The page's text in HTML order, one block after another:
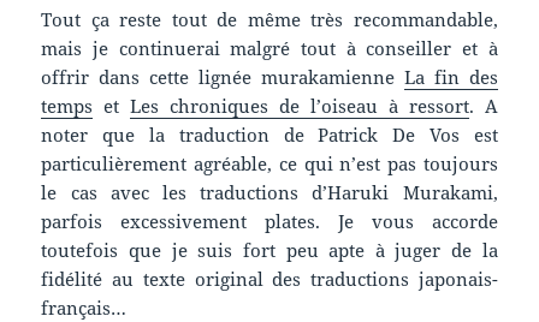
Tout ça reste tout de même très recommandable,
mais je continuerai malgré tout à conseiller et à
offrir dans cette lignée murakamienne La fin des
temps etLes chroniques de l’oiseau à ressort. A
noter que la traduction de Patrick De Vos est
particulièrement agréable, ce qui n’est pas toujours
le cas avec les traductions d’Haruki Murakami,
parfois excessivement plates. Je vous accorde
toutefois que je suis fort peu apte à juger de la
fidélité au texte original des traductions japonais-
français…